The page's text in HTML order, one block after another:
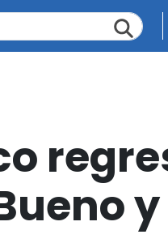
y